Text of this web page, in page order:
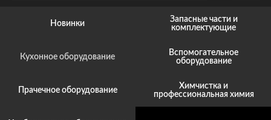
Новинки
Кухонное оборудование
Прачечное оборудование
Запасные части и
комплектующие
Вспомогательное
оборудование
Химчистка и
профессиональная химия